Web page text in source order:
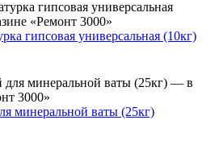
гипсовая универсальная (10кг)
минеральной ваты (25кг)